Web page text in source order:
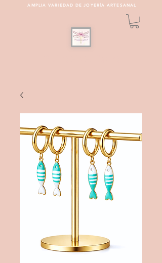
AMPLIA VARIEDAD DE JOYERÍA ARTESANAL